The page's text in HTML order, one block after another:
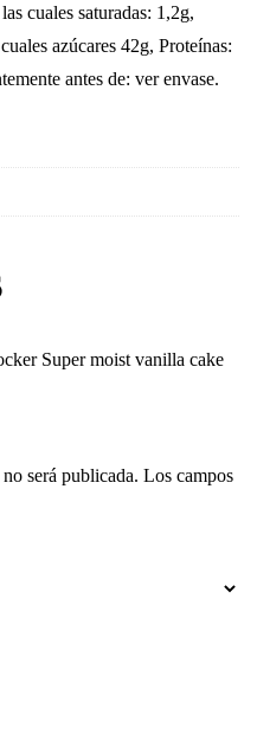
cuales saturadas: 1,2g,
azúcares 42g, Proteínas:
antes de: ver envase.
Super moist vanilla cake
será publicada. Los campos